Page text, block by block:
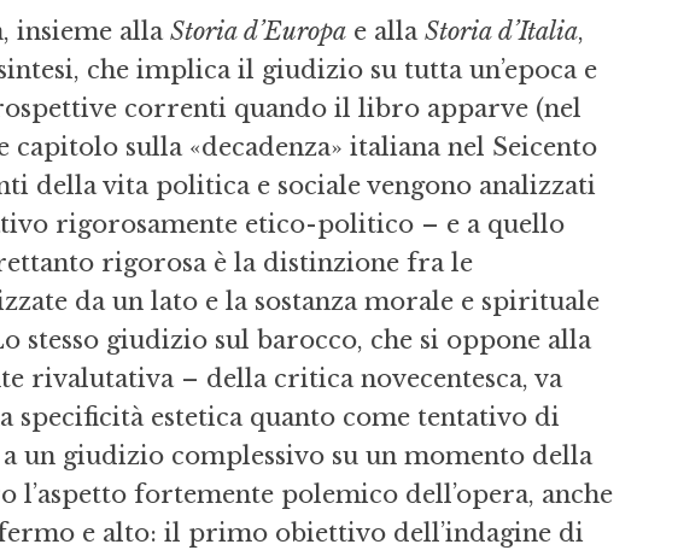
insieme alla Storia d’Europae alla Storia d’Italia,
che implica il giudizio su tutta un’epoca e
correnti quando il libro apparve (nel
capitolo sulla «decadenza» italiana nel Seicento
della vita politica e sociale vengono analizzati
rigorosamente etico-politico – e a quello
rigorosa è la distinzione fra le
da un lato e la sostanza morale e spirituale
stesso giudizio sul barocco, che si oppone alla
rivalutativa – della critica novecentesca, va
specificità estetica quanto come tentativo di
a un giudizio complessivo su un momento della
fortemente polemico dell’opera, anche
e alto: il primo obiettivo dell’indagine di